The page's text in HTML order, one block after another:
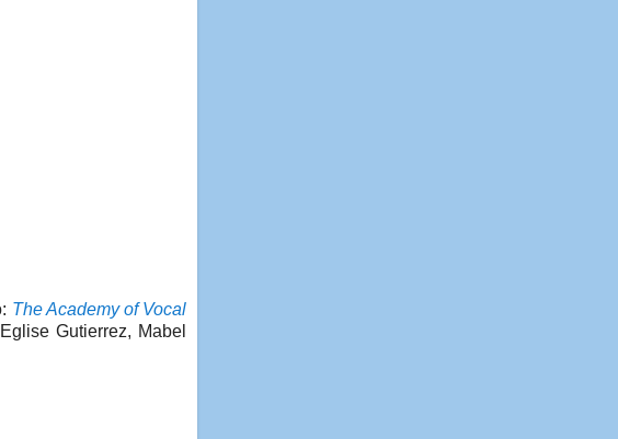
The Academy of Vocal
Gutierrez, Mabel